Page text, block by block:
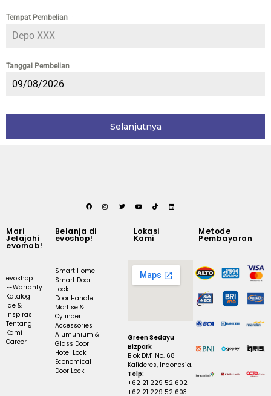
Tempat Pembelian
Tanggal Pembelian
Selanjutnya
Mari
Jelajahi
evomab!
evoshop
E-Warranty
Katalog
Ide &
Inspirasi
Tentang
Kami
Career
Belanja di
evoshop!
Smart Home
Smart Door
Lock
Door Handle
Mortise &
Cylinder
Accessories
Alumunium &
Glass Door
Hotel Lock
Economical
Door Lock
Lokasi
Kami
Green Sedayu
Bizpark
Blok DM1 No. 68
Kalideres, Indonesia.
Telp:
+62 21 229 52 602
+62 21 229 52 603
Metode
Pembayaran